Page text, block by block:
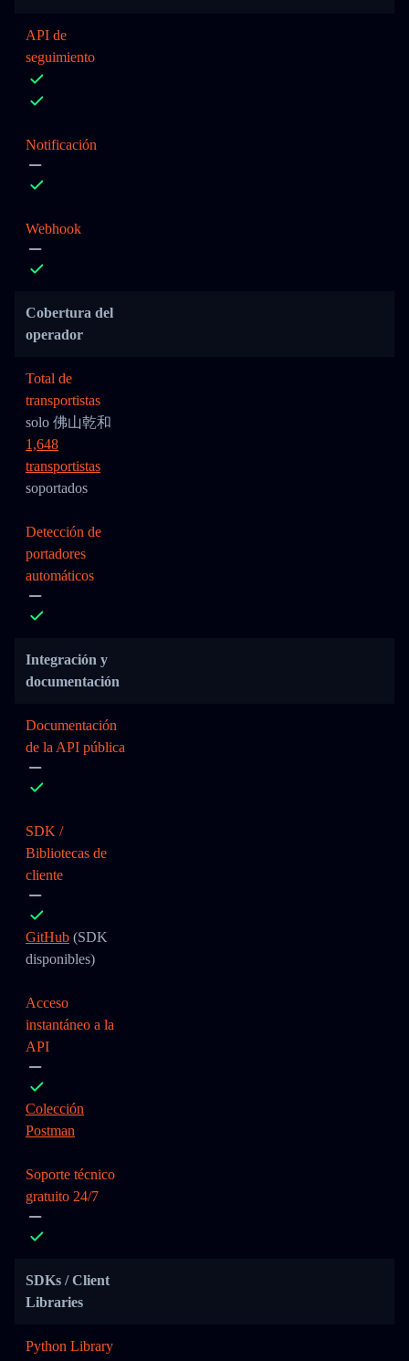
API de
seguimiento
Notificación
Webhook
Cobertura del
operador
Total de
transportistas
solo 佛山乾和
1,648
transportistas
soportados
Detección de
portadores
automáticos
Integración y
documentación
Documentación
de la API pública
SDK /
Bibliotecas de
cliente
GitHub (SDK
disponibles)
Acceso
instantáneo a la
API
Colección
Postman
Soporte técnico
gratuito 24/7
SDKs / Client
Libraries
Python Library